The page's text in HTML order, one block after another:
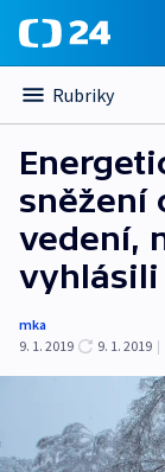
Rubriky
sněžení
vedení,
mka
9. 1. 2019
9. 1. 2019 |